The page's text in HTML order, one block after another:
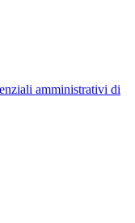
amministrativi di